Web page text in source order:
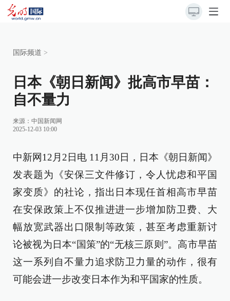
国际频道 >
日本《朝日新闻》批高市早苗：
自不量力
来源： 中国新闻网
2025-12-03 10:00
中新网12月2日电 11月30日，日本《朝日新闻》
发表题为《安保三文件修订，令人忧虑和平国
家变质》的社论，指出日本现任首相高市早苗
在安保政策上不仅推进进一步增加防卫费、大
幅放宽武器出口限制等政策，甚至考虑重新讨
论被视为日本“国策”的“无核三原则”。高市早苗
这一系列自不量力追求防卫力量的动作，很有
可能会进一步改变日本作为和平国家的性质。